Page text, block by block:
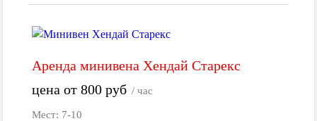
Аренда минивена Хендай Старекс
цена от 800руб / час
Мест: 7-10